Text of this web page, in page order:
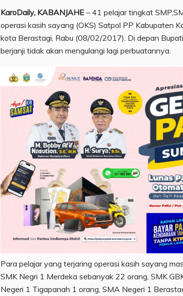
KaroDaily, KABANJAHE – 41 pelajar tingkat
operasi kasih sayang (OKS) Satpol PP Kabupaten
kota Berastagi, Rabu (08/02/2017). Di depan
berjanji tidak akan mengulangi lagi perbuatannya.
Para pelajar yang terjaring operasi kasih sayang
SMK Negri 1 Merdeka sebanyak 22 orang, SMK
Negeri 1 Tigapanah 1 orang, SMA Negeri 1